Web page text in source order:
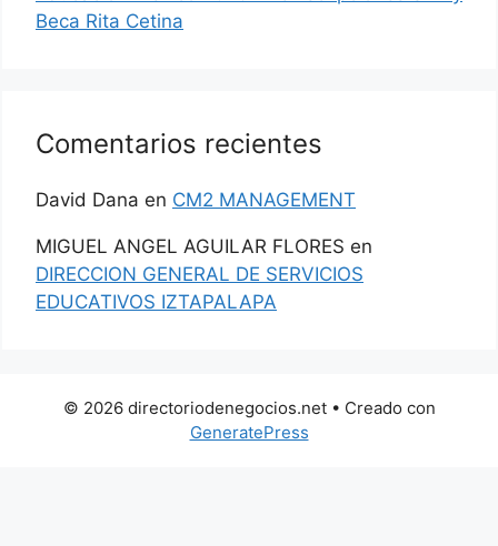
Beca Rita Cetina
Comentarios recientes
David Dana en CM2 MANAGEMENT
MIGUEL ANGEL AGUILAR FLORES en
DIRECCION GENERAL DE SERVICIOS
EDUCATIVOS IZTAPALAPA
© 2026 directoriodenegocios.net• Creado con
GeneratePress